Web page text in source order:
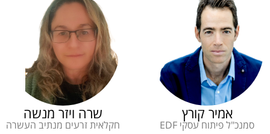
אמיר קורץ
סמנכ"ל פיתוח עסקי EDF
שרה ויזר מנשה
חקלאית זרעים מנתיב העשרה